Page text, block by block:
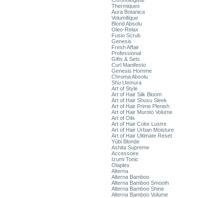
Thermiques
Aura Botanica
Volumifique
Blond Absolu
Oleo-Relax
Fusio Scrub
Genesis
Fresh Affair
Professional
Gifts & Sets
Curl Manifesto
Genesis Homme
Chroma Absolu
Shu Uemura
Art of Style
Art of Hair Silk Bloom
Art of Hair Shusu Sleek
Art of Hair Prime Plenish
Art of Hair Muroto Volume
Art of Oils
Art of Hair Color Lustre
Art of Hair Urban Moisture
Art of Hair Ultimate Reset
Yūbi Blonde
Ashita Supreme
Accessoire
Izumi Tonic
Olaplex
Alterna
Alterna Bamboo
Alterna Bamboo Smooth
Alterna Bamboo Shine
Alterna Bamboo Volume